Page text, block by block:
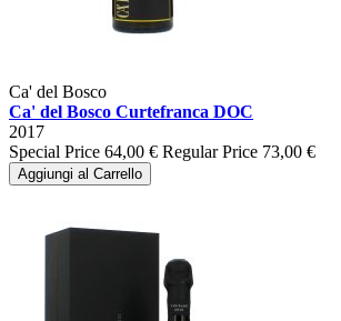
Ca' del Bosco
Ca' del Bosco Curtefranca DOC
2017
Special Price 64,00 € Regular Price 73,00 €
Aggiungi al Carrello